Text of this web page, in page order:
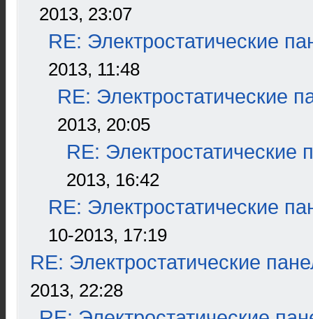
2013, 23:07
RE: Электростатические
2013, 11:48
RE: Электростатические
2013, 20:05
RE: Электростатические
2013, 16:42
RE: Электростатические
10-2013, 17:19
RE: Электростатические
2013, 22:28